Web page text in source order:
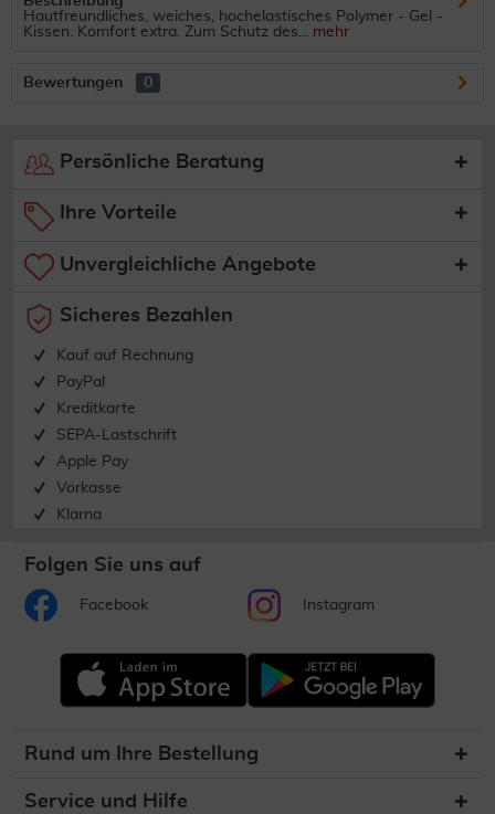
Hautfreundliches, weiches, hochelastisches Polymer - Gel -
Kissen. Komfort extra. Zum Schutz des... mehr
Bewertungen 0
Persönliche Beratung
Ihre Vorteile
Unvergleichliche Angebote
Sicheres Bezahlen
Kauf auf Rechnung
PayPal
Kreditkarte
SEPA-Lastschrift
Apple Pay
Vorkasse
Klarna
Folgen Sie uns auf
Facebook Instagram
Rund um Ihre Bestellung
Service und Hilfe